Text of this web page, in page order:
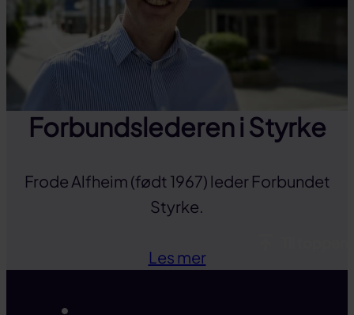
Forbundslederen i Styrke
Frode Alfheim (født 1967) leder Forbundet
Styrke.
Les mer